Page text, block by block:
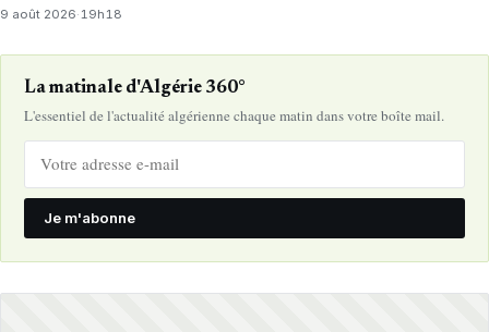
9 août 2026·19h18
La matinale d'Algérie 360°
L'essentiel de l'actualité algérienne chaque matin dans votre boîte mail.
Je m'abonne